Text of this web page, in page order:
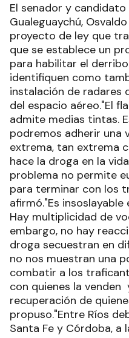
El senador y
Gualeguaychú,
proyecto de ley que
que se establece un
para habilitar el
identifiquen como
instalación de radares
del espacio aéreo."El
admite medias tintas.
podremos adherir una
extrema, tan extrema
hace la droga en la
problema no permite
para terminar con los
afirmó."Es
Hay multiplicidad de
embargo, no hay
droga secuestran en
no nos muestran una
combatir a los
con quienes la venden
recuperación de
propuso."Entre Ríos
Santa Fe y Córdoba, a